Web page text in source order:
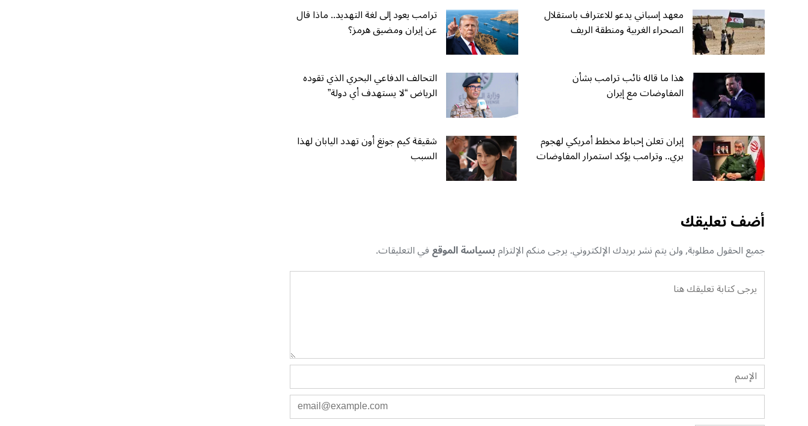
معهد إسباني يدعو للاعتراف باستقلال
الصحراء الغربية ومنطقة الريف
ترامب يعود إلى لغة التهديد.. ماذا قال
عن إيران ومضيق هرمز؟
هذا ما قاله نائب ترامب بشأن
المفاوضات مع إيران
التحالف الدفاعي البحري الذي تقوده
الرياض “لا يستهدف أي دولة”
إيران تعلن إحباط مخطط أمريكي لهجوم
بري.. وترامب يؤكد استمرار المفاوضات
شقيقة كيم جونغ أون تهدد اليابان لهذا
السبب
أضف تعليقك
جميع الحقول مطلوبة, ولن يتم نشر بريدك الإلكتروني. يرجى منكم الإلتزامبسياسة الموقعفي التعليقات.